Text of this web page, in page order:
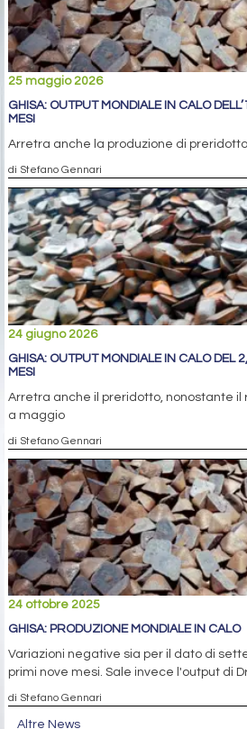
25 maggio 2026
GHISA: OUTPUT MONDIALE IN CALO
MESI
Arretra anche la produzione di preridotto
di Stefano Gennari
24 giugno 2026
GHISA: OUTPUT MONDIALE IN CALO DEL
MESI
Arretra anche il preridotto, nonostante il
a maggio
di Stefano Gennari
24 ottobre 2025
GHISA: PRODUZIONE MONDIALE IN CALO
Variazioni negative sia per il dato di
primi nove mesi. Sale invece l'output di
di Stefano Gennari
Altre News